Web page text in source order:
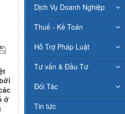
ở
Dịch Vụ Doanh Nghiệp
Thuế - Kế Toán
Hỗ Trợ Pháp Luật
Tư vấn & Đầu Tư
Đối Tác
Tin tức